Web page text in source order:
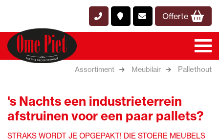
Offerte
Assortiment Meubilair Pallethout
's Nachts een industrieterrein
afstruinen voor een paar pallets?
STRAKS WORDT JE OPGEPAKT! DIE STOERE MEUBELS